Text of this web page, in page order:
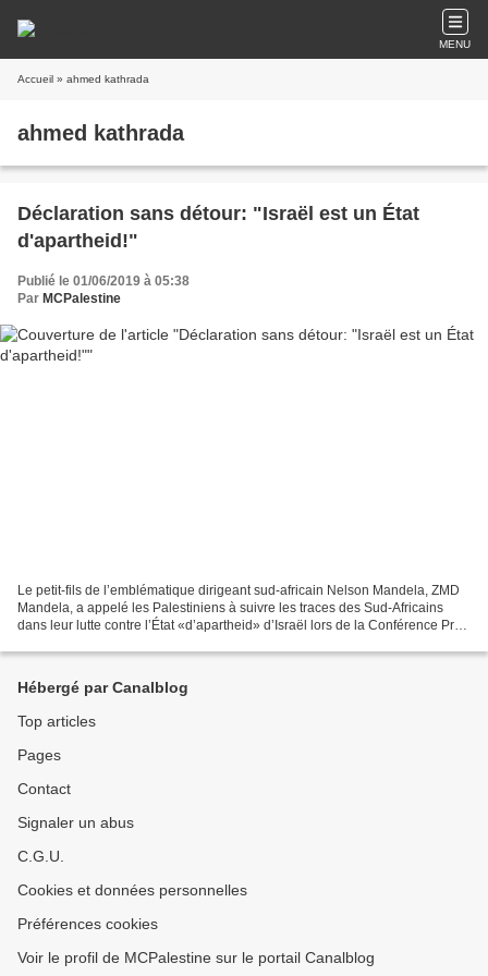
MENU
Accueil » ahmed kathrada
ahmed kathrada
Déclaration sans détour: "Israël est un État
d'apartheid!"
Publié le 01/06/2019 à 05:38
Par MCPalestine
Le petit-fils de l’emblématique dirigeant sud-africain Nelson Mandela, ZMD
Mandela, a appelé les Palestiniens à suivre les traces des Sud-Africains
dans leur lutte contre l’État «d’apartheid» d’Israël lors de la Conférence Pro-
Hébergé par Canalblog
Top articles
Pages
Contact
Signaler un abus
C.G.U.
Cookies et données personnelles
Préférences cookies
Voir le profil de MCPalestine sur le portail Canalblog